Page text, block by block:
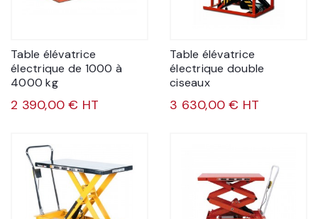
Table élévatrice
électrique de 1000 à
4000 kg
2 390,00 € HT
Table élévatrice
électrique double
ciseaux
3 630,00 € HT